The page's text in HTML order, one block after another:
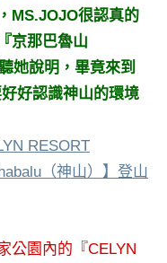
MS.JOJO很認真的
京那巴魯山
她說明，畢竟來到
好認識神山的環境
RESORT
（神山）】登山
公園內的『CELYN